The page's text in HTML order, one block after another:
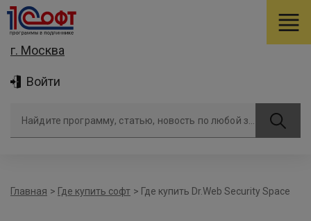
г. Москва
Войти
Главная > Где купить софт > Где купить Dr.Web Security Space